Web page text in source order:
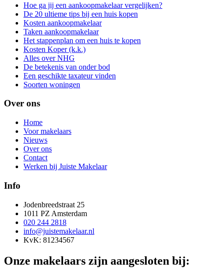
Hoe ga jij een aankoopmakelaar vergelijken?
De 20 ultieme tips bij een huis kopen
Kosten aankoopmakelaar
Taken aankoopmakelaar
Het stappenplan om een huis te kopen
Kosten Koper (k.k.)
Alles over NHG
De betekenis van onder bod
Een geschikte taxateur vinden
Soorten woningen
Over ons
Home
Voor makelaars
Nieuws
Over ons
Contact
Werken bij Juiste Makelaar
Info
Jodenbreedstraat 25
1011 PZ Amsterdam
020 244 2818
info@juistemakelaar.nl
KvK: 81234567
Onze makelaars zijn aangesloten bij: